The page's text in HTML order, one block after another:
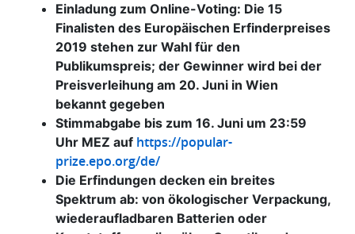
Einladung zum Online-Voting: Die 15
Finalisten des Europäischen Erfinderpreises
2019 stehen zur Wahl für den
Publikumspreis; der Gewinner wird bei der
Preisverleihung am 20. Juni in Wien
bekannt gegeben
Stimmabgabe bis zum 16. Juni um 23:59
Uhr MEZ auf https://popular-
prize.epo.org/de/
Die Erfindungen decken ein breites
Spektrum ab: von ökologischer Verpackung,
wiederaufladbaren Batterien oder